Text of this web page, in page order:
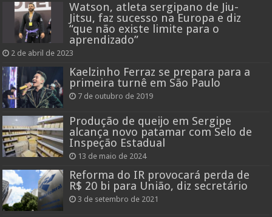
Watson, atleta sergipano de Jiu-
Jitsu, faz sucesso na Europa e diz
“que não existe limite para o
aprendizado”
2 de abril de 2023
Kaelzinho Ferraz se prepara para a
primeira turnê em São Paulo
7 de outubro de 2019
Produção de queijo em Sergipe
alcança novo patamar com Selo de
Inspeção Estadual
13 de maio de 2024
Reforma do IR provocará perda de
R$ 20 bi para União, diz secretário
3 de setembro de 2021